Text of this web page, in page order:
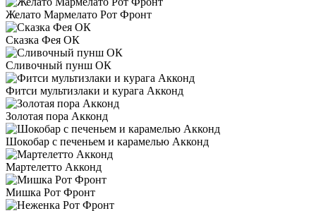
Желато Мармелато Рот Фронт
Сказка Фея ОК
Сливочный пунш ОК
Фитси мультизлаки и курага Акконд
Золотая пора Акконд
Шокобар с печеньем и карамелью Акконд
Мартелетто Акконд
Мишка Рот Фронт